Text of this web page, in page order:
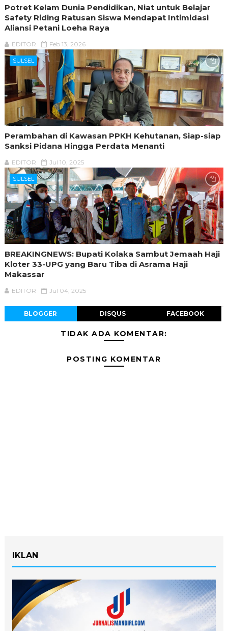
Potret Kelam Dunia Pendidikan, Niat untuk Belajar
Safety Riding Ratusan Siswa Mendapat Intimidasi
Aliansi Petani Loeha Raya
EDITOR Feb 13, 2026
SULSEL
Perambahan di Kawasan PPKH Kehutanan, Siap-siap
Sanksi Pidana Hingga Perdata Menanti
EDITOR Jul 10, 2025
SULSEL
BREAKINGNEWS: Bupati Kolaka Sambut Jemaah Haji
Kloter 33-UPG yang Baru Tiba di Asrama Haji
Makassar
EDITOR Jul 04, 2025
BLOGGER DISQUS FACEBOOK
TIDAK ADA KOMENTAR:
POSTING KOMENTAR
IKLAN